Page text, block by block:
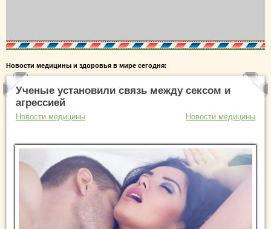
Новости медицины и здоровья в мире сегодня:
Ученые установили связь между сексом и
агрессией
Новости медицины Новости медицины